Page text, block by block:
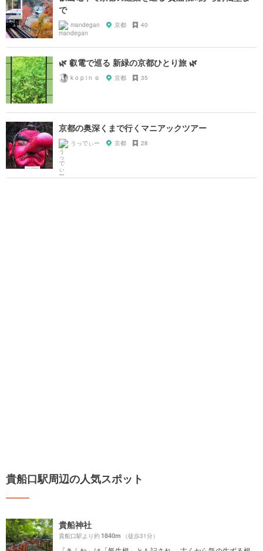
で
mandegan 京都 40
🌿 叡電で巡る 新緑の京都ひとり旅 🌿
k o p i n ☺︎ 京都 35
京都の奥深くまで行くマニアックツアー
うっでぃー 京都 28
貴船口駅周辺の人気スポット
貴船神社
貴船口駅より約1840m （徒歩31分）